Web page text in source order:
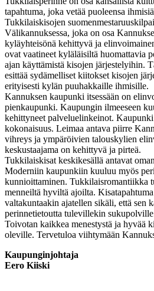
tapahtuma, joka vetää puoleensa
Tukkilaiskisojen
Välikannuksessa, joka on osa
kyläyhteisönä kehittyvä ja
ovat vaatineet kyläläisiltä huomattavia
ajan käyttämistä kisojen järjestelyihin.
esittää sydämelliset kiitokset kisojen
erityisesti kylän puuhakkaille ihmisille.
Kannuksen kaupunki itsessään on
pienkaupunki. Kaupungin ilmeeseen
kehittyneet palveluelinkeinot.
kokonaisuus. Leimaa antava piirre
vihreys ja ympäröivien talouskylien
keskustaajama on kehittyvä ja pirteä.
Tukkilaiskisat keskikesällä antavat
Moderniin kaupunkiin kuuluu myös
kunnioittaminen. Tukkilaisromantiikka
menneiltä hyviltä ajoilta.
valtakuntaakin ajatellen sikäli, että sen
perinnetietoutta tulevillekin
Toivotan kaikkea menestystä ja hyvää
oleville. Tervetuloa viihtymään
Kaupunginjohtaja
Eero Kiiski